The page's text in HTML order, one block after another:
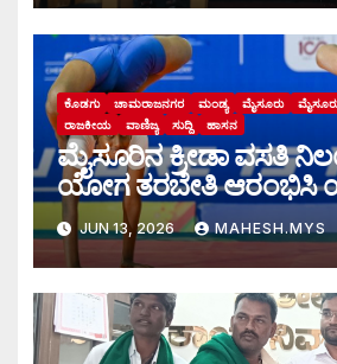
ಕೊಡಗು ಚಾಮರಾಜನಗರ ಮಂಡ್ಯ ಮೈಸೂರು
ರಾಜಕೀಯ
ವಾಣಿಜ್ಯ ಸುದ್ದಿ ಹಾಸನ
ಮೈಸೂರಿನ ಕ್ರೀಡಾ ವಸತಿ
ಯೋಗ ತರಬೇತಿ ಆರಂಭಿಸಿ
ಉತ್ತೇಜನ
JUN 13, 2026 MAHESH.MYS